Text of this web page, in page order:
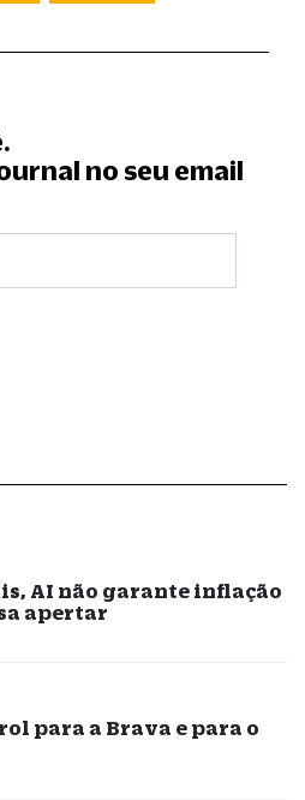
no seu email
AI não garante inflação
apertar
para a Brava e para o